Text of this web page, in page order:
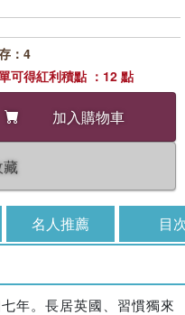
加入購物車
藏
：4
可得紅利積點 ：12 點
名人推薦 目
年。長居英國、習慣獨來